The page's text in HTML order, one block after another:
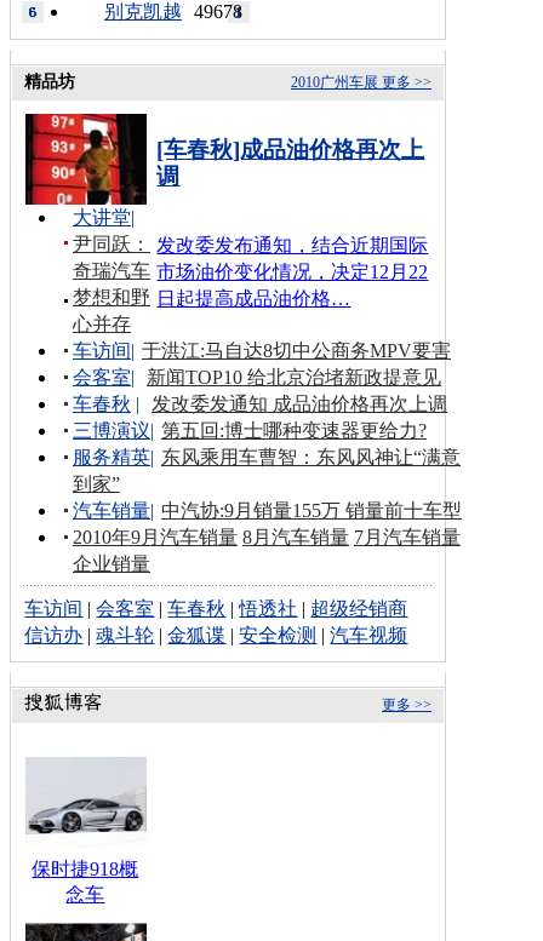
49678
别克凯越
更多 >>
2010广州车展
精品坊
[车春秋]成品油价格再次上
调
发改委发布通知，结合近期国际
市场油价变化情况，决定12月22
日起提高成品油价格…
大讲堂|
尹同跃：
奇瑞汽车
梦想和野
心并存
车访间| 于洪江:马自达8切中公商务MPV要害
会客室|
新闻TOP10 给北京治堵新政提意见
车春秋 |
发改委发通知 成品油价格再次上调
三博演议| 第五回:博士哪种变速器更给力?
服务精英| 东风乘用车曹智：东风风神让“满意
到家”
汽车销量| 中汽协:9月销量155万 销量前十车型
2010年9月汽车销量 8月汽车销量 7月汽车销量
企业销量
车访间 |会客室 |车春秋 |悟透社 | 超级经销商
信访办 |魂斗轮 |金狐谍 |安全检测 |汽车视频
更多 >>
保时捷918概
念车